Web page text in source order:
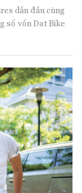
dẫn đầu cùng
số vốn Dat Bike